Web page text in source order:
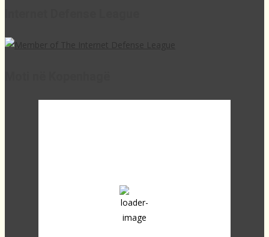
60 %
1019 mb
24 Km/h